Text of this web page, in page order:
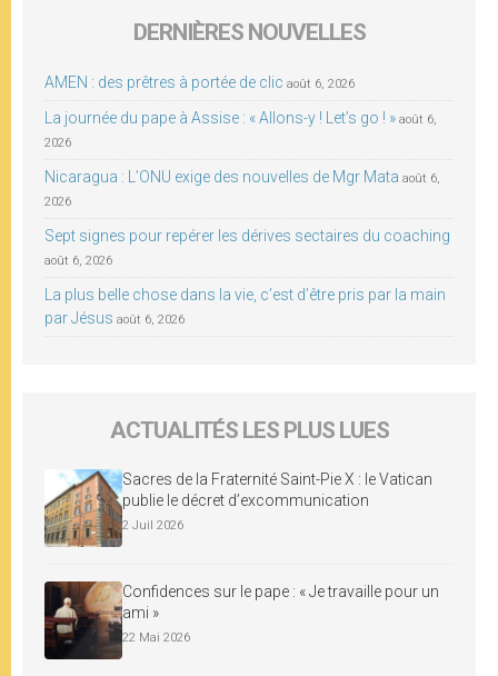
DERNIÈRES NOUVELLES
AMEN : des prêtres à portée de clic août 6, 2026
La journée du pape à Assise : « Allons-y ! Let’s go ! » août 6,
2026
Nicaragua : L’ONU exige des nouvelles de Mgr Mata août 6,
2026
Sept signes pour repérer les dérives sectaires du coaching
août 6, 2026
La plus belle chose dans la vie, c’est d’être pris par la main
par Jésus août 6, 2026
ACTUALITÉS LES PLUS LUES
Sacres de la Fraternité Saint-Pie X : le Vatican
publie le décret d’excommunication
2 Juil 2026
Confidences sur le pape : « Je travaille pour un
ami »
22 Mai 2026